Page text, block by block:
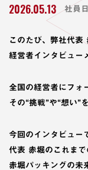
採用情報
ゴムナビ
2026.05.13 社員
このたび、弊社代表
経営者インタビュー
全国の経営者にフォ
その“挑戦”や“想い”
今回のインタビュー
代表 赤堀のこれまで
赤堀パッキングの未